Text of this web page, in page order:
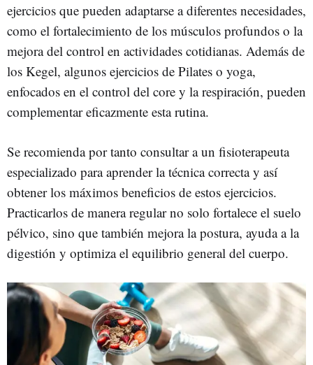
ejercicios que pueden adaptarse a diferentes necesidades,
como el fortalecimiento de los músculos profundos o la
mejora del control en actividades cotidianas. Además de
los Kegel, algunos ejercicios de Pilates o yoga,
enfocados en el control del core y la respiración, pueden
complementar eficazmente esta rutina.
Se recomienda por tanto consultar a un fisioterapeuta
especializado para aprender la técnica correcta y así
obtener los máximos beneficios de estos ejercicios.
Practicarlos de manera regular no solo fortalece el suelo
pélvico, sino que también mejora la postura, ayuda a la
digestión y optimiza el equilibrio general del cuerpo.